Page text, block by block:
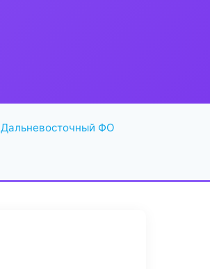
Дальневосточный ФО